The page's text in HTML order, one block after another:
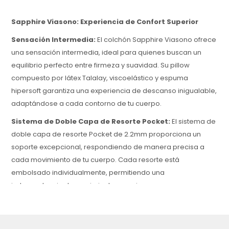
Sapphire Viasono: Experiencia de Confort Superior
Sensación Intermedia: El colchón Sapphire Viasono ofrece
una sensación intermedia, ideal para quienes buscan un
equilibrio perfecto entre firmeza y suavidad. Su pillow
compuesto por látex Talalay, viscoelástico y espuma
hipersoft garantiza una experiencia de descanso inigualable,
adaptándose a cada contorno de tu cuerpo.
Sistema de Doble Capa de Resorte Pocket: El sistema de
doble capa de resorte Pocket de 2.2mm proporciona un
soporte excepcional, respondiendo de manera precisa a
cada movimiento de tu cuerpo. Cada resorte está
embolsado individualmente, permitiendo una
independencia de movimiento superior.